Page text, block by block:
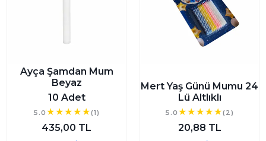
Ayça Şamdan Mum
Beyaz
10 Adet
5.0 (1)
435,00 TL
Mert Yaş Günü Mumu 24
Lü Altlıklı
5.0 (2)
20,88 TL